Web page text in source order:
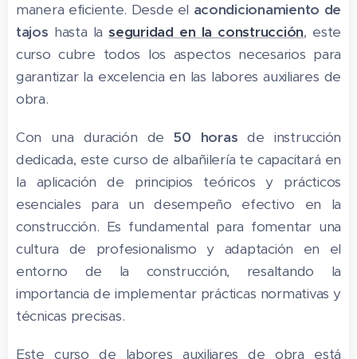
manera eficiente. Desde el acondicionamiento de
tajos hasta laseguridad en la construcción, este
curso cubre todos los aspectos necesarios para
garantizar la excelencia en las labores auxiliares de
obra.
Con una duración de50 horas de instrucción
dedicada, este curso de albañilería te capacitará en
la aplicación de principios teóricos y prácticos
esenciales para un desempeño efectivo en la
construcción. Es fundamental para fomentar una
cultura de profesionalismo y adaptación en el
entorno de la construcción, resaltando la
importancia de implementar prácticas normativas y
técnicas precisas.
Este curso de labores auxiliares de obra está